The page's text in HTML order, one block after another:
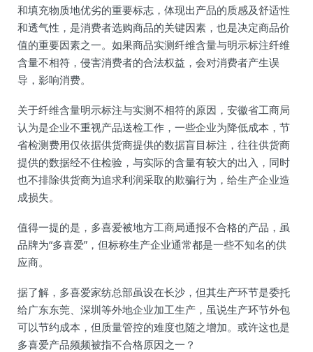
和填充物质地优劣的重要标志，体现出产品的质感及舒适性
和透气性，是消费者选购商品的关键因素，也是决定商品价
值的重要因素之一。如果商品实测纤维含量与明示标注纤维
含量不相符，侵害消费者的合法权益，会对消费者产生误
导，影响消费。
关于纤维含量明示标注与实测不相符的原因，安徽省工商局
认为是企业不重视产品送检工作，一些企业为降低成本，节
省检测费用仅依据供货商提供的数据盲目标注，往往供货商
提供的数据经不住检验，与实际的含量有较大的出入，同时
也不排除供货商为追求利润采取的欺骗行为，给生产企业造
成损失。
值得一提的是，多喜爱被地方工商局通报不合格的产品，虽
品牌为“多喜爱”，但标称生产企业通常都是一些不知名的供
应商。
据了解，多喜爱家纺总部虽设在长沙，但其生产环节是委托
给广东东莞、深圳等外地企业加工生产，虽说生产环节外包
可以节约成本，但质量管控的难度也随之增加。或许这也是
多喜爱产品频频被指不合格原因之一？